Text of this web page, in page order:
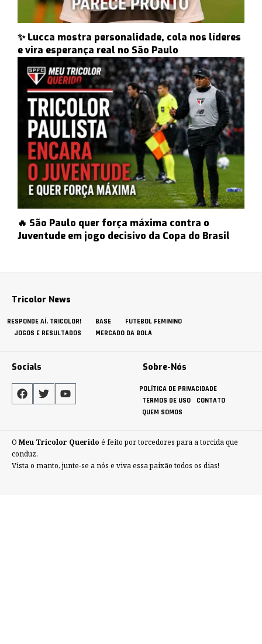
✨ Lucca mostra personalidade, cola nos líderes
e vira esperança real no São Paulo
🔥 São Paulo quer força máxima contra o
Juventude em jogo decisivo da Copa do Brasil
Tricolor News
RESPONDE AÍ, TRICOLOR! BASE
FUTEBOL FEMININO
JOGOS E RESULTADOS
MERCADO DA BOLA
Socials Sobre-Nós
POLÍTICA DE PRIVACIDADE
TERMOS DE USO
CONTATO
QUEM SOMOS
O Meu Tricolor Querido é feito por torcedores para a torcida que
conduz.
Vista o manto, junte-se a nós e viva essa paixão todos os dias!